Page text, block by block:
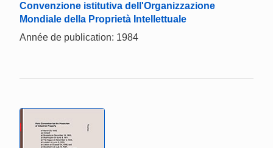
Convenzione istitutiva dell'Organizzazione
Mondiale della Proprietà Intellettuale
Année de publication: 1984